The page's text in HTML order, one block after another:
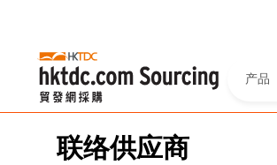
产品
联络供应商